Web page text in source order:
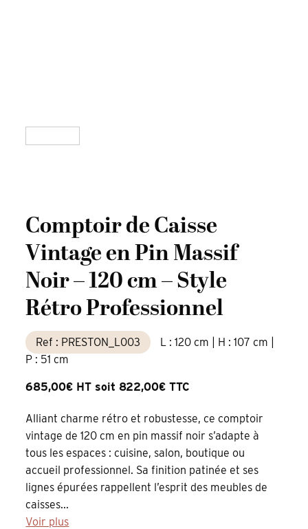
Comptoir de Caisse
Vintage en Pin Massif
Noir – 120 cm – Style
Rétro Professionnel
Ref : PRESTON_L003
L : 120 cm | H : 107 cm |
P : 51 cm
685,00€ HT soit 822,00€ TTC
Alliant charme rétro et robustesse, ce comptoir
vintage de 120 cm en pin massif noir s’adapte à
tous les espaces : cuisine, salon, boutique ou
accueil professionnel. Sa finition patinée et ses
lignes épurées rappellent l’esprit des meubles de
caisses...
Voir plus